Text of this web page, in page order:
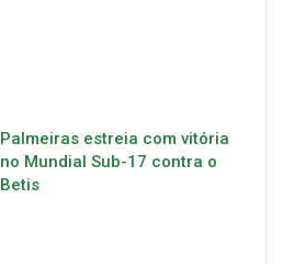
Palmeiras estreia com vitória
no Mundial Sub-17 contra o
Betis